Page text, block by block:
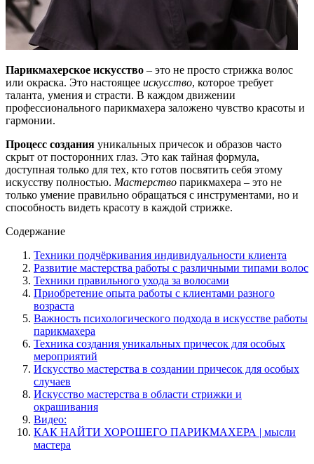
Парикмахерское искусство – это не просто стрижка волос
или окраска. Это настоящее искусство, которое требует
таланта, умения и страсти. В каждом движении
профессионального парикмахера заложено чувство красоты и
гармонии.
Процесс создания уникальных причесок и образов часто
скрыт от посторонних глаз. Это как тайная формула,
доступная только для тех, кто готов посвятить себя этому
искусству полностью. Мастерство парикмахера – это не
только умение правильно обращаться с инструментами, но и
способность видеть красоту в каждой стрижке.
Содержание
Техники подчёркивания индивидуальности клиента
Развитие мастерства работы с различными типами волос
Техники правильного ухода за волосами
Приобретение опыта работы с клиентами разного
возраста
Важность психологического подхода в искусстве работы
парикмахера
Техника создания уникальных причесок для особых
мероприятий
Искусство мастерства в создании причесок для особых
случаев
Искусство мастерства в области стрижки и
окрашивания
Видео:
КАК НАЙТИ ХОРОШЕГО ПАРИКМАХЕРА | мысли
мастера